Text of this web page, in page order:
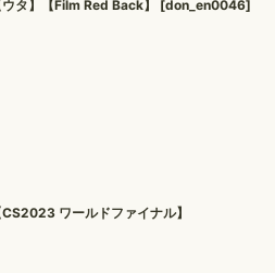
タ】【Film Red Back】 [don_en0046]
ワールドファイナル】